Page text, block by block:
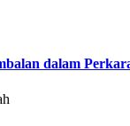
dalam